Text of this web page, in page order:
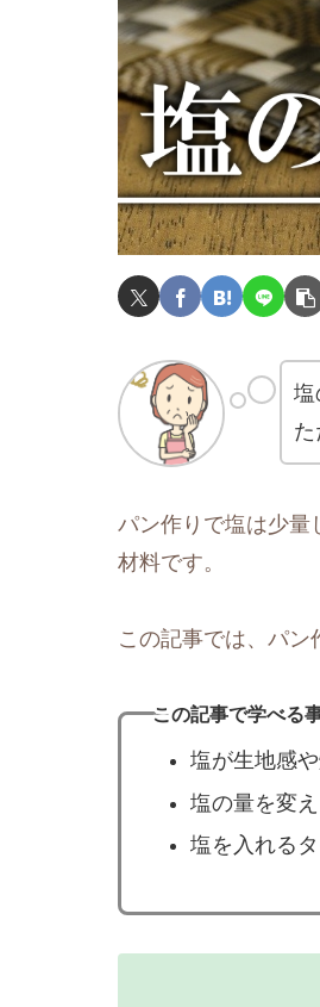
塩
た
パン作りで塩は少量
材料です。
この記事では、パン
この記事で学べる
塩が生地感
塩の量を変
塩を入れる